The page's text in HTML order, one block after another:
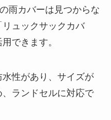
雨カバーは見つからな
ュックサックカバ
できます。
性があり、サイズが
ランドセルに対応で